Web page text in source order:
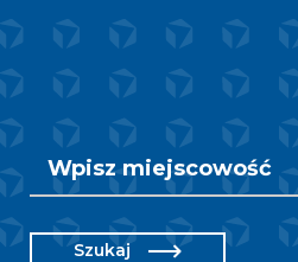
Szukaj